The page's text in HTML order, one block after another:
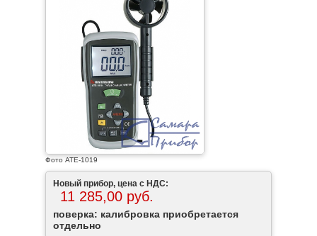
Фото АТЕ-1019
Новый прибор, цена с НДС:
11 285,00 руб.
поверка: калибровка приобретается
отдельно